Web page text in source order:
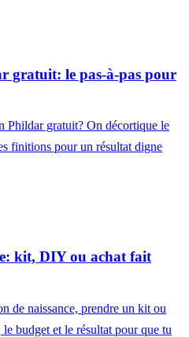
gratuit: le pas-à-pas pour
Phildar gratuit? On décortique le
finitions pour un résultat digne
kit, DIY ou achat fait
de naissance, prendre un kit ou
budget et le résultat pour que tu